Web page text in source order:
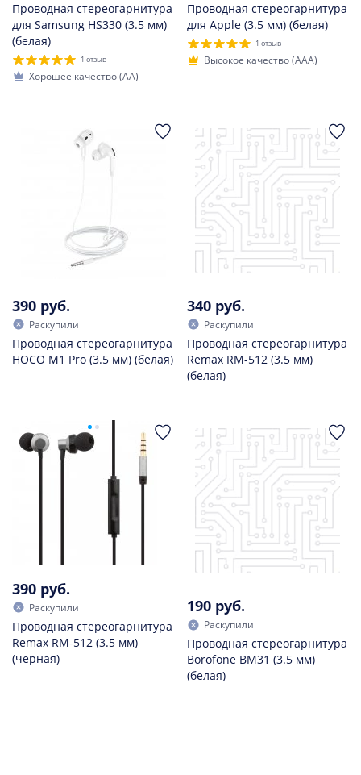
Проводная стереогарнитура
для Samsung HS330 (3.5 мм)
(белая)
1 отзыв
Хорошее качество (AA)
Проводная стереогарнитура
для Apple (3.5 мм) (белая)
1 отзыв
Высокое качество (AAA)
390 руб.
Раскупили
Проводная стереогарнитура
HOCO M1 Pro (3.5 мм) (белая)
340 руб.
Раскупили
Проводная стереогарнитура
Remax RM-512 (3.5 мм)
(белая)
390 руб.
Раскупили
Проводная стереогарнитура
Remax RM-512 (3.5 мм)
(черная)
190 руб.
Раскупили
Проводная стереогарнитура
Borofone BM31 (3.5 мм)
(белая)